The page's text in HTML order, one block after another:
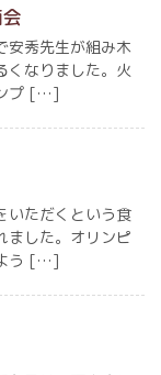
安秀先生が組み木
くなりました。火
ンプ […]
いただくという食
ました。オリンピ
よう […]